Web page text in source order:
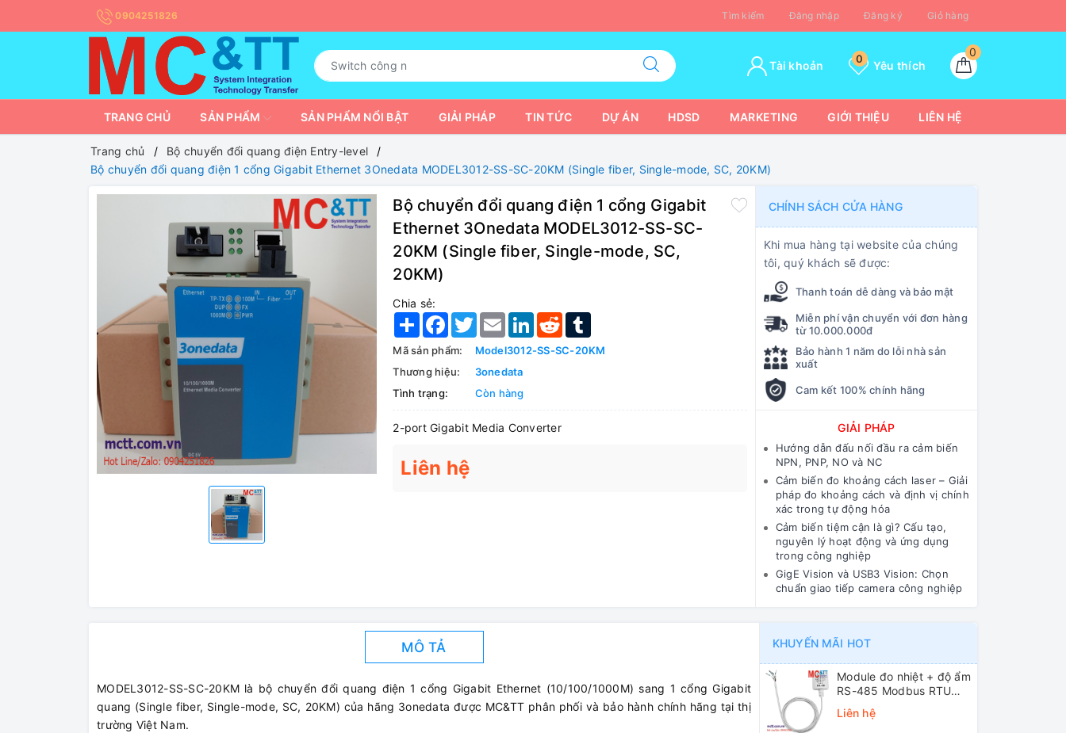
0904251826 Tìm kiếm Đăng nhập Đăng ký Giỏ hàng
0
Yêu thích
0
Tài khoản
TRANG CHỦ SẢN PHẨM SẢN PHẨM NỔI BẬT GIẢI PHÁP TIN TỨC DỰ ÁN HDSD MARKETING GIỚI THIỆU LIÊN HỆ
Trang chủ
Bộ chuyển đổi quang điện Entry-level
Bộ chuyển đổi quang điện 1 cổng Gigabit Ethernet 3Onedata MODEL3012-SS-SC-20KM (Single fiber, Single-mode, SC, 20KM)
Bộ chuyển đổi quang điện 1 cổng Gigabit
Ethernet 3Onedata MODEL3012-SS-SC-
20KM (Single fiber, Single-mode, SC,
20KM)
Chia sẻ:
Share Facebook
TwitterEmail LinkedIn
Reddit
Mã sản phẩm:
Model3012-SS-SC-20KM
Thương hiệu:
3onedata
Tình trạng:
Còn hàng
2-port Gigabit Media Converter
Liên hệ
CHÍNH SÁCH CỬA HÀNG
Khi mua hàng tại website của chúng
tôi, quý khách sẽ được:
Thanh toán dễ dàng và bảo mật
Miễn phí vận chuyển với đơn hàng
từ 10.000.000đ
Bảo hành 1 năm do lỗi nhà sản
xuất
Cam kết 100% chính hãng
GIẢI PHÁP
Hướng dẫn đấu nối đầu ra cảm biến
NPN, PNP, NO và NC
Cảm biến đo khoảng cách laser – Giải
pháp đo khoảng cách và định vị chính
xác trong tự động hóa
Cảm biến tiệm cận là gì? Cấu tạo,
nguyên lý hoạt động và ứng dụng
trong công nghiệp
GigE Vision và USB3 Vision: Chọn
chuẩn giao tiếp camera công nghiệp
MÔ TẢ
MODEL3012-SS-SC-20KM là bộ chuyển đổi quang điện 1 cổng Gigabit Ethernet (10/100/1000M) sang 1 cổng Gigabit
quang (Single fiber, Single-mode, SC, 20KM) của hãng 3onedata được MC&TT phân phối và bảo hành chính hãng tại thị
trường Việt Nam.
KHUYẾN MÃI HOT
Module đo nhiệt + độ ẩm
RS-485 Modbus RTU
ICP DAS DL-10 CR
Liên hệ